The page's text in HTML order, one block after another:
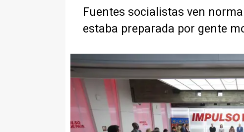
Fuentes socialistas ven
estaba preparada por gente